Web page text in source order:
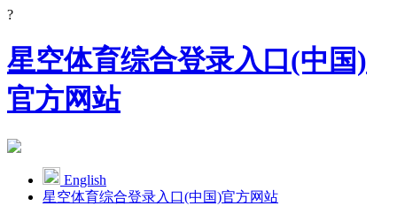
?
星空体育综合登录入口(中国)
官方网站
English
星空体育综合登录入口(中国)官方网站